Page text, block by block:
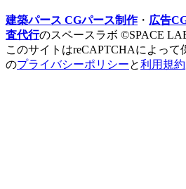
建築パース CGパース制作・ 広告
査代行のスペースラボ ©SPACE
このサイトはreCAPTCHAによって
のプライバシーポリシーと利用規約